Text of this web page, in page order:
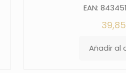
EAN:
39,85
Añadir al